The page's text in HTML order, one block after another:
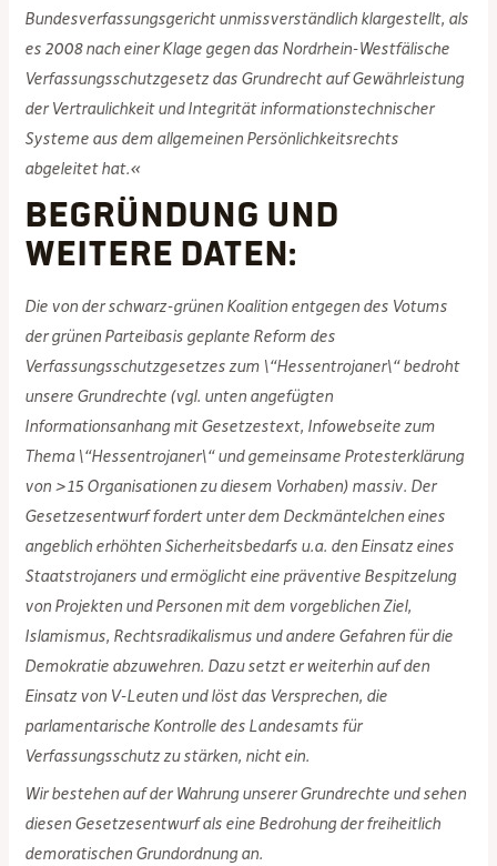
Bundesverfassungsgericht unmissverständlich klargestellt, als
es 2008 nach einer Klage gegen das Nordrhein-Westfälische
Verfassungsschutzgesetz das Grundrecht auf Gewährleistung
der Vertraulichkeit und Integrität informationstechnischer
Systeme aus dem allgemeinen Persönlichkeitsrechts
abgeleitet hat.«
Begründung und
weitere Daten:
Die von der schwarz-grünen Koalition entgegen des Votums
der grünen Parteibasis geplante Reform des
Verfassungsschutzgesetzes zum \“Hessentrojaner\“ bedroht
unsere Grundrechte (vgl. unten angefügten
Informationsanhang mit Gesetzestext, Infowebseite zum
Thema \“Hessentrojaner\“ und gemeinsame Protesterklärung
von >15 Organisationen zu diesem Vorhaben) massiv. Der
Gesetzesentwurf fordert unter dem Deckmäntelchen eines
angeblich erhöhten Sicherheitsbedarfs u.a. den Einsatz eines
Staatstrojaners und ermöglicht eine präventive Bespitzelung
von Projekten und Personen mit dem vorgeblichen Ziel,
Islamismus, Rechtsradikalismus und andere Gefahren für die
Demokratie abzuwehren. Dazu setzt er weiterhin auf den
Einsatz von V-Leuten und löst das Versprechen, die
parlamentarische Kontrolle des Landesamts für
Verfassungsschutz zu stärken, nicht ein.
Wir bestehen auf der Wahrung unserer Grundrechte und sehen
diesen Gesetzesentwurf als eine Bedrohung der freiheitlich
demoratischen Grundordnung an.